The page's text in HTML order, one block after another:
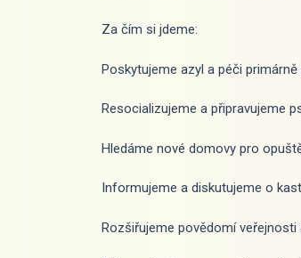
Za čím si jdeme:
Poskytujeme azyl a péči
Resocializujeme a připravujeme
Hledáme nové domovy pro
Informujeme a diskutujeme o
Rozšiřujeme povědomí